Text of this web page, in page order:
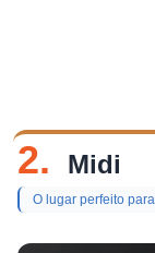
2. Midi
O lugar perfeito